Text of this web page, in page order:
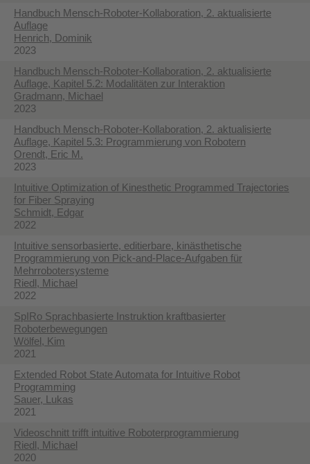
Handbuch Mensch-Roboter-Kollaboration, 2. aktualisierte
Auflage
Henrich, Dominik
2023
Handbuch Mensch-Roboter-Kollaboration, 2. aktualisierte
Auflage, Kapitel 5.2: Modalitäten zur Interaktion
Gradmann, Michael
2023
Handbuch Mensch-Roboter-Kollaboration, 2. aktualisierte
Auflage, Kapitel 5.3: Programmierung von Robotern
Orendt, Eric M.
2023
Intuitive Optimization of Kinesthetic Programmed Trajectories
for Fiber Spraying
Schmidt, Edgar
2022
Intuitive sensorbasierte, editierbare, kinästhetische
Programmierung von Pick-and-Place-Aufgaben für
Mehrrobotersysteme
Riedl, Michael
2022
SpIRo Sprachbasierte Instruktion kraftbasierter
Roboterbewegungen
Wölfel, Kim
2021
Extended Robot State Automata for Intuitive Robot
Programming
Sauer, Lukas
2021
Videoschnitt trifft intuitive Roboterprogrammierung
Riedl, Michael
2020